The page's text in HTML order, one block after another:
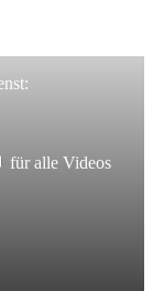
für alle Videos